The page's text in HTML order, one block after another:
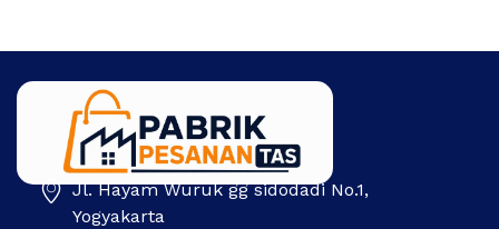
Pabrik Pesanan Tas Jl. Hayam Wuruk gg sidodadi No.1,
Yogyakarta